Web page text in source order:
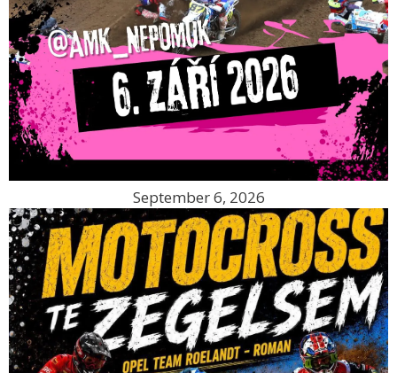
September 6, 2026